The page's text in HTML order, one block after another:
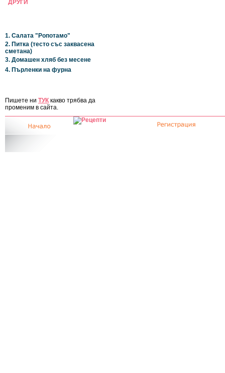
ДРУГИ
1. Салата "Ропотамо"
2. Питка (тесто със заквасена
сметана)
3. Домашен хляб без месене
4. Пърленки на фурна
Пишете ни ТУК какво трябва да
променим в сайта.